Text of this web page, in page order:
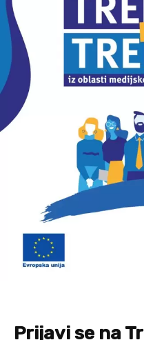
Prijavi se na